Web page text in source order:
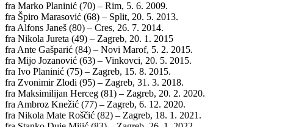
fra Marko Planinić (70) – Rim, 5. 6. 2009.
fra Špiro Marasović (68) – Split, 20. 5. 2013.
fra Alfons Janeš (80) – Cres, 26. 7. 2014.
fra Nikola Jureta (49) – Zagreb, 20. 1. 2015
fra Ante Gašparić (84) – Novi Marof, 5. 2. 2015.
fra Mijo Jozanović (63) – Vinkovci, 20. 5. 2015.
fra Ivo Planinić (75) – Zagreb, 15. 8. 2015.
fra Zvonimir Zlodi (95) – Zagreb, 31. 3. 2018.
fra Maksimilijan Herceg (81) – Zagreb, 20. 2. 2020.
fra Ambroz Knežić (77) – Zagreb, 6. 12. 2020.
fra Nikola Mate Roščić (82) – Zagreb, 18. 1. 2021.